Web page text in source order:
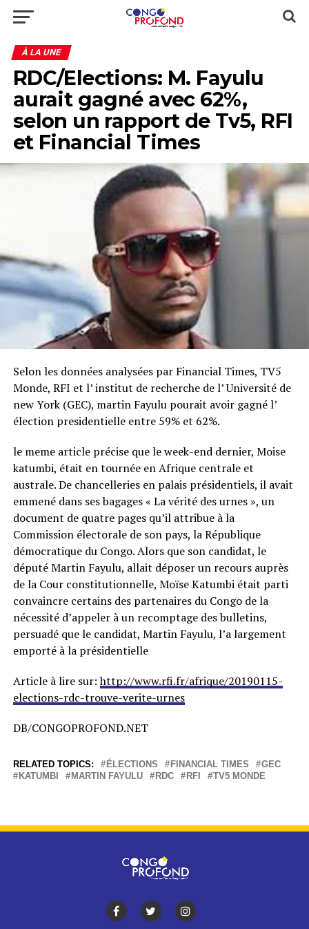
À LA UNE
RDC/Elections: M. Fayulu
aurait gagné avec 62%,
selon un rapport de Tv5, RFI
et Financial Times
Selon les données analysées par Financial Times, TV5
Monde, RFI et l’ institut de recherche de l’ Université de
new York (GEC), martin Fayulu pourait avoir gagné l’
élection presidentielle entre 59% et 62%.
le meme article précise que le week-end dernier, Moise
katumbi, était en tournée en Afrique centrale et
australe. De chancelleries en palais présidentiels, il avait
emmené dans ses bagages « La vérité des urnes », un
document de quatre pages qu’il attribue à la
Commission électorale de son pays, la République
démocratique du Congo. Alors que son candidat, le
député Martin Fayulu, allait déposer un recours auprès
de la Cour constitutionnelle, Moïse Katumbi était parti
convaincre certains des partenaires du Congo de la
nécessité d’appeler à un recomptage des bulletins,
persuadé que le candidat, Martin Fayulu, l’a largement
emporté à la présidentielle
Article à lire sur:http://www.rfi.fr/afrique/20190115-
elections-rdc-trouve-verite-urnes
DB/CONGOPROFOND.NET
RELATED TOPICS: ÉLECTIONS FINANCIAL TIMES
GEC
KATUMBI
MARTIN FAYULU RDC RFI TV5 MONDE